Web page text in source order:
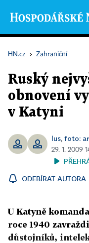
HN.cz › Zahraniční
Ruský
obnovení
v Katyni
lus, foto:
29. 1. 2009
ODEBÍRAT AUTORA
U Katyně
roce 1940
důstojníků,